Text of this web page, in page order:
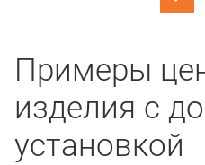
Примеры
изделия с
установкой